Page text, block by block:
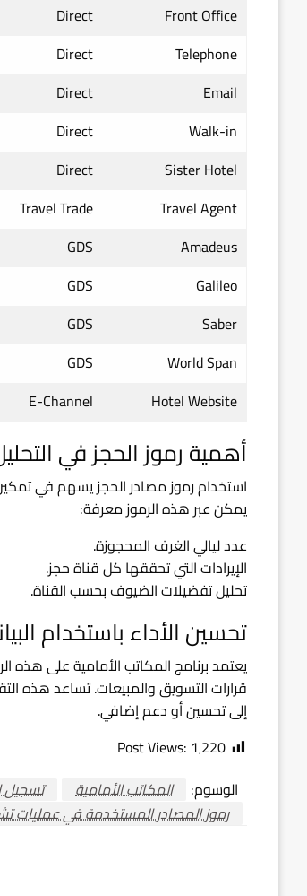
Front Office
Direct
Telephone
Direct
Email
Direct
Walk-in
Direct
Sister Hotel
Direct
Travel Agent
Travel Trade
Amadeus
GDS
Galileo
GDS
Saber
GDS
World Span
GDS
Hotel Website
E-Channel
أهمية رموز الحجز في
استخدام رموز مصادر الحجز يسهم في
يمكن عبر هذه الرموز معرفة:
عدد ليالي الغرف المحجوزة.
الإيرادات التي تحققها كل قناة حجز.
تحليل تفضيلات الضيوف بحسب القناة.
تحسين الأداء باستخدام
يعتمد برنامج المكاتب الأمامية على هذه
قرارات التسويق والمبيعات. تساعد هذه
إلى تحسين أو دعم إضافي.
Post Views: 1٬220
الوسوم:
المكاتب الأمامية تسجيل
رموز المصادر المستخدمة في عمليات